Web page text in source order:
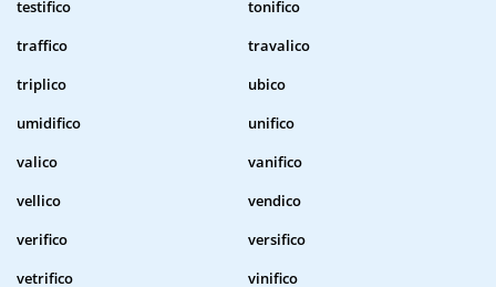
testifico
tonifico
traffico
travalico
triplico
ubico
umidifico
unifico
valico
vanifico
vellico
vendico
verifico
versifico
vetrifico
vinifico